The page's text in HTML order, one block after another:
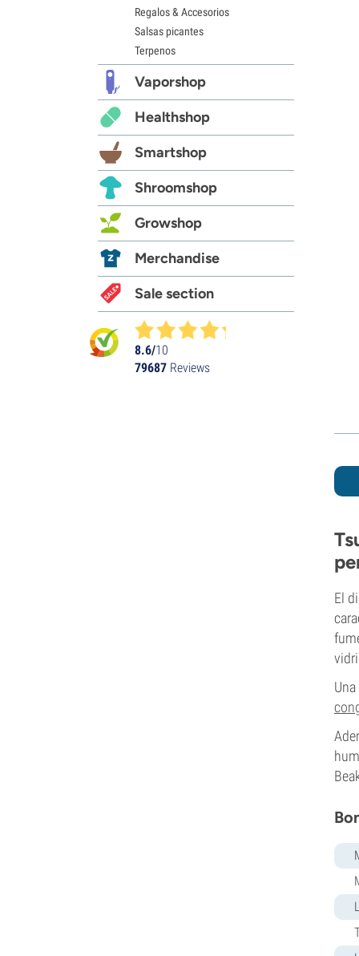
El
Regalos & Accesorios
Salsas picantes
Terpenos
Vaporshop
Healthshop
Smartshop
Shroomshop
Growshop
Merchandise
Sale section
8.6/10
79687 Reviews